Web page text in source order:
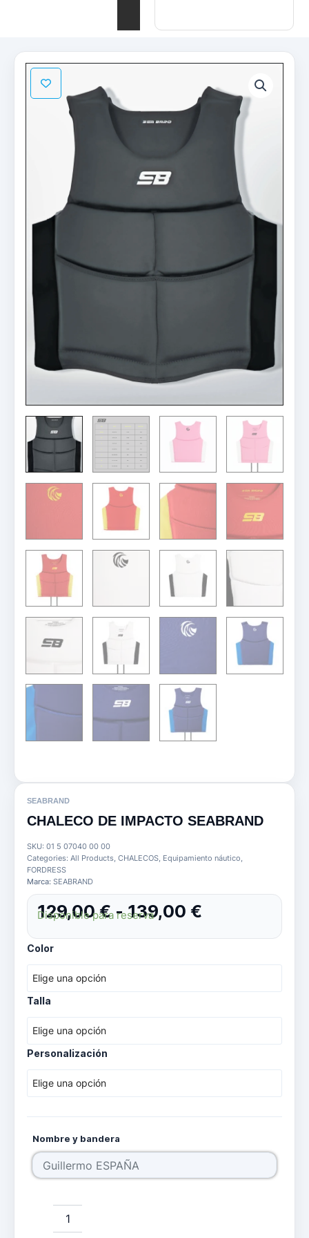
SEABRAND
CHALECO DE IMPACTO SEABRAND
SKU: 01 5 07040 00 00
Categories: All Products, CHALECOS, Equipamiento náutico,
FORDRESS
Marca: SEABRAND
129,00€ - 139,00 €
de
precios:
desde
129,00 €
hasta
139,00 €
Disponible para reserva
Color
Talla
Personalización
Nombre y bandera
CHALECO
IMPACTO
SEABRAND
cantidad